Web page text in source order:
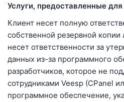
Услуги, предоставленные
Клиент несет полную
собственной резервной
несет ответственности за
данных из-за программного
разработчиков, которое не
сотрудниками Veesp (CPanel
программное обеспечение,